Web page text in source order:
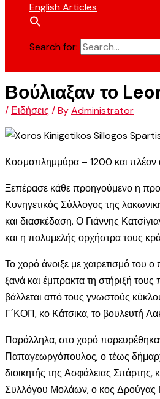
English Articles
Search for:
Βούλιαξαν το
/ Ειδήσεις / ByAdministrator
Κοσμοπλημμύρα – 1200 και πλέον
Ξεπέρασε κάθε προηγούμενο η
Κυνηγετικός Σύλλογος της
και διασκέδαση. Ο Γιάννης
και η πολυμελής ορχήστρα τους
Το χορό άνοιξε με χαιρετισμό του
ξανά και έμπρακτα τη στήριξή
βάλλεται από τους γνωστούς
Γ΄ΚΟΠ, κο Κάτσικα, το βουλευτή
Παράλληλα, στο χορό
Παπαγεωργόπουλος, ο τέως
διοικητής της Ασφάλειας
Συλλόγου Μολάων, ο κος Δρούγας